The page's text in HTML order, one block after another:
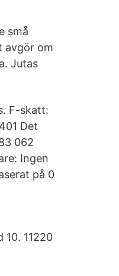
små
avgör om
Jutas
F-skatt:
Det
062
Ingen
på 0
11220